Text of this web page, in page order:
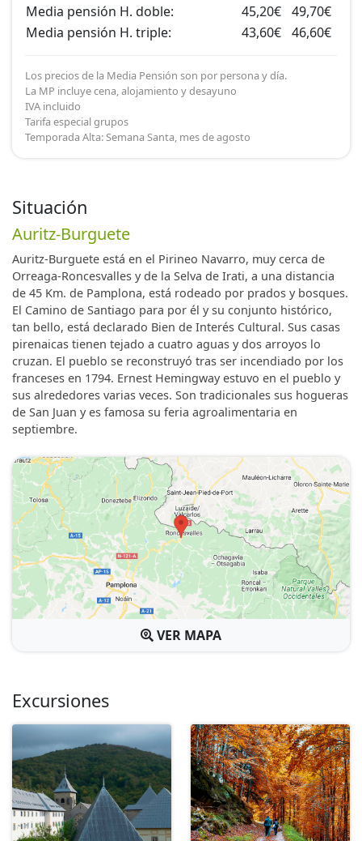
Situación
Auritz-Burguete
Auritz-Burguete está en el Pirineo Navarro, muy cerca de
Orreaga-Roncesvalles y de la Selva de Irati, a una distancia
de 45 Km. de Pamplona, está rodeado por prados y bosques.
El Camino de Santiago para por él y su conjunto histórico,
tan bello, está declarado Bien de Interés Cultural. Sus casas
pirenaicas tienen tejado a cuatro aguas y dos arroyos lo
cruzan. El pueblo se reconstruyó tras ser incendiado por los
franceses en 1794. Ernest Hemingway estuvo en el pueblo y
sus alrededores varias veces. Son tradicionales sus hogueras
de San Juan y es famosa su feria agroalimentaria en
septiembre.
VER MAPA
Excursiones
Media pensión H. doble:
45,20€
49,70€
Media pensión H. triple:
43,60€ 46,60€
Los precios de la Media Pensión son por persona y día.
La MP incluye cena, alojamiento y desayuno
IVA incluido
Tarifa especial grupos
Temporada Alta: Semana Santa, mes de agosto